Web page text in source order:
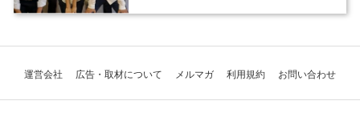
運営会社 広告・取材について メルマガ 利用規約 お問い合わせ